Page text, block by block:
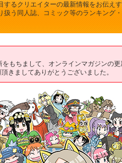
するクリエイターの最新情報をお伝え
扱う同人誌、コミック等のランキング
をもちまして、オンラインマガジンの
きましてありがとうございました。